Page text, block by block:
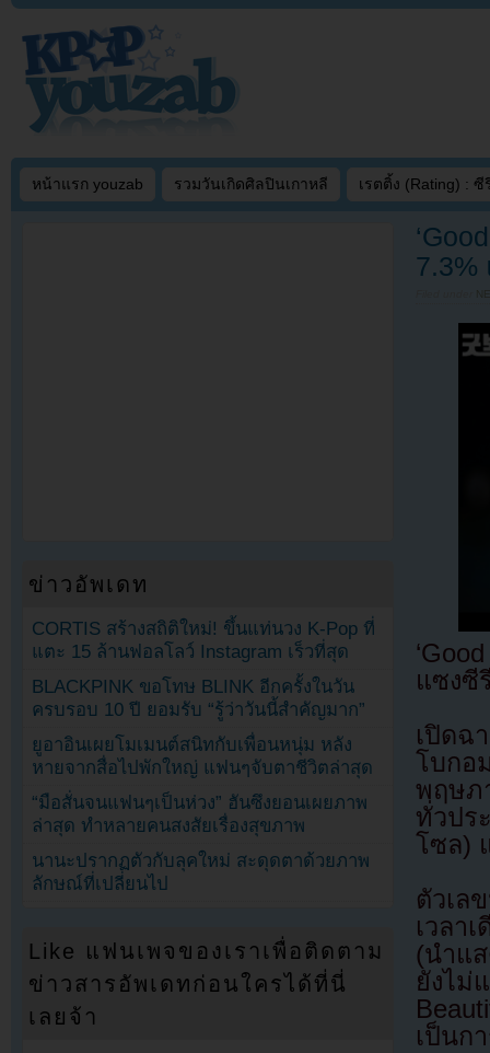
หน้าแรก youzab รวมวันเกิดศิลปินเกาหลี เรตติ้ง (Rating) : ซี
7.3%
แซงซี
เปิดฉ
โบก
พฤษภ
ทั่วปร
โซล)
ตัวเล
เวลา
(นำแ
ยังไม่
เป็นก
ข่าวอัพเดท
CORTIS สร้างสถิติใหม่! ขึ้นแท่นวง K-Pop ที่
แตะ 15 ล้านฟอลโลว์ Instagram เร็วที่สุด
BLACKPINK ขอโทษ BLINK อีกครั้งในวัน
ครบรอบ 10 ปี ยอมรับ “รู้ว่าวันนี้สำคัญมาก”
ยูอาอินเผยโมเมนต์สนิทกับเพื่อนหนุ่ม หลัง
หายจากสื่อไปพักใหญ่ แฟนๆจับตาชีวิตล่าสุด
“มือสั่นจนแฟนๆเป็นห่วง” ฮันซึงยอนเผยภาพ
ล่าสุด ทำหลายคนสงสัยเรื่องสุขภาพ
นานะปรากฏตัวกับลุคใหม่ สะดุดตาด้วยภาพ
ลักษณ์ที่เปลี่ยนไป
Like แฟนเพจของเราเพื่อติดตาม
ข่าวสารอัพเดทก่อนใครได้ที่นี่
เลยจ้า